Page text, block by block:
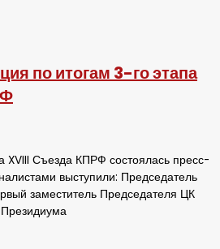
по итогам 3-го этапа
XVIII Съезда КПРФ состоялась пресс-
выступили: Председатель
заместитель Председателя ЦК